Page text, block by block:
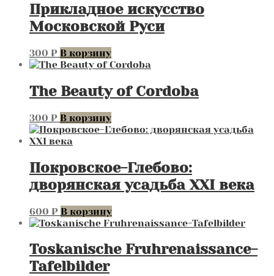
Прикладное искусство
Московской Руси
300 ₽ В корзину
The Beauty of Cоrdoba
300 ₽ В корзину
Покровское-Глебово:
дворянская усадьба XXI века
600 ₽ В корзину
Toskanische Fruhrenaissance-
Tafelbilder